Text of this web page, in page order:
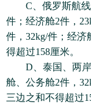
C、俄罗斯航线
件；经济舱2件，
件，32kg/件；经济
得超过158厘米。
D、泰国、两岸
舱、公务舱2件，
三边之和不得超过